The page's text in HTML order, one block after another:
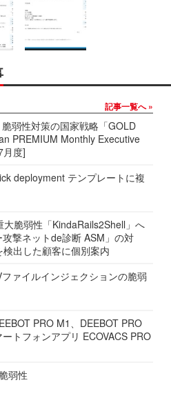
記事一覧へ
弱性対策の国家戦略「GOLD
PREMIUM Monthly Executive
月度]
deployment テンプレートに複
大脆弱性「KindaRails2Shell」へ
撃ネットde診断 ASM」の対
出した顧客に個別案内
ァイルインジェクションの脆弱
PRO M1、DEEBOT PRO
トフォンアプリ ECOVACS PRO
弱性